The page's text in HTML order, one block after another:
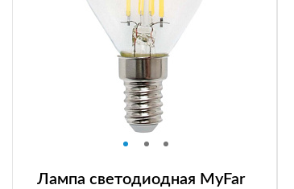
Лампа светодиодная MyFar